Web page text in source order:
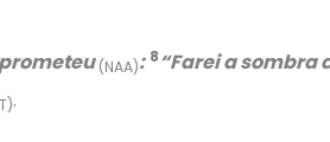
(NAA): 8“Farei a sombra
.